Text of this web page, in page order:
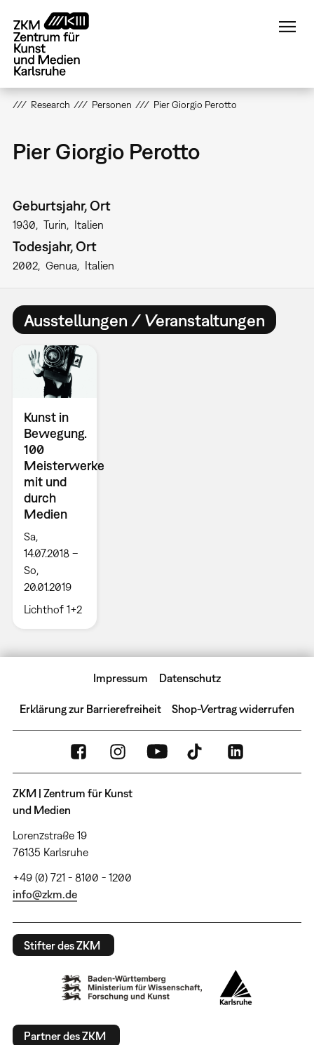
zum
Inhalt
Research Personen Pier Giorgio Perotto
Pier Giorgio Perotto
Geburtsjahr, Ort
1930 Turin Italien
Todesjahr, Ort
2002 Genua Italien
Ausstellungen / Veranstaltungen
Kunst in
Bewegung.
100
Meisterwerke
mit und
durch
Medien
Sa,
14.07.2018 –
So,
20.01.2019
Lichthof 1+2
Impressum Datenschutz
Erklärung zur Barrierefreiheit Shop-Vertrag widerrufen
ZKM | Zentrum für Kunst
und Medien
Lorenzstraße 19
76135 Karlsruhe
+49 (0) 721 - 8100 - 1200
info@zkm.de
Stifter des ZKM
Partner des ZKM